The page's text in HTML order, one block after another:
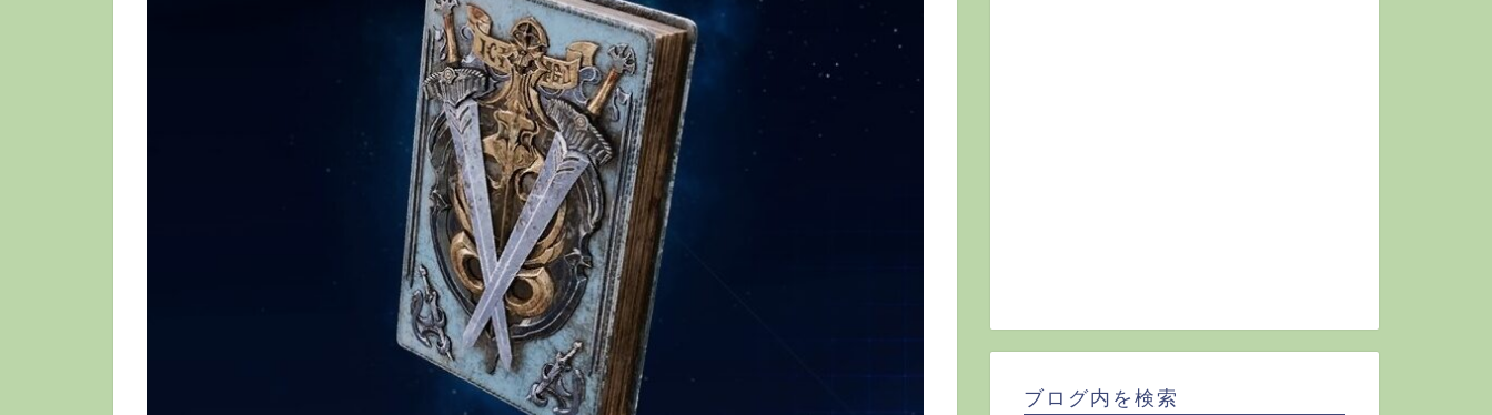
ブログ内を検索